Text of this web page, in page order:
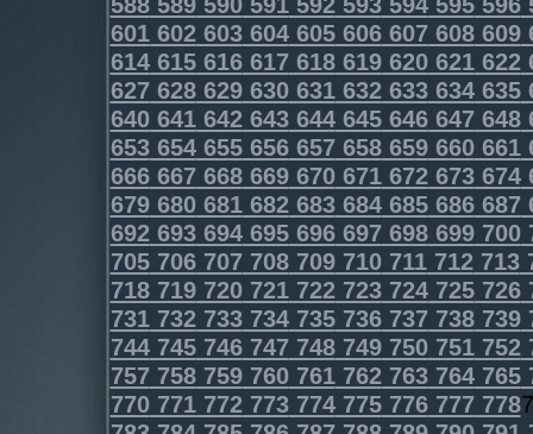
601602603604605606607608609
614615616617618619620621622
627628629630631632633634635
640641642643644645646647648
653654655656657658659660661
666667668669670671672673674
679680681682683684685686687
692693694695696697698699700
705706707708709710711712713
718719720721722723724725726
731732733734735736737738739
744745746747748749750751752
757758759760761762763764765
770771772773774775776777778